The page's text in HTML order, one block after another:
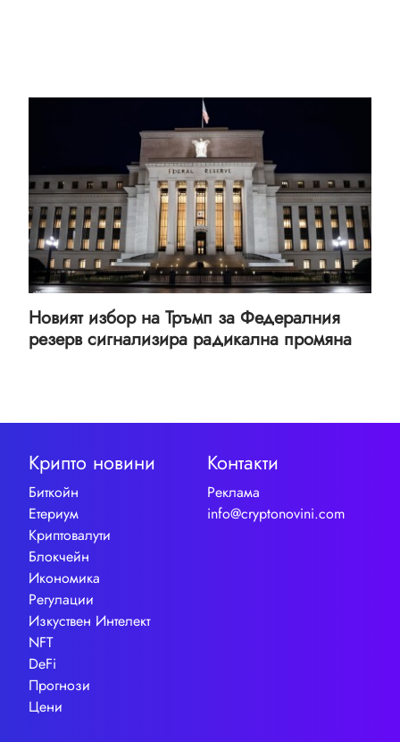
Новият избор на Тръмп за Федералния
резерв сигнализира радикална промяна
Крипто новини
Биткойн
Етериум
Криптовалути
Блокчейн
Икономика
Регулации
Изкуствен Интелект
NFT
DeFi
Прогнози
Цени
Контакти
Реклама
info@cryptonovini.com